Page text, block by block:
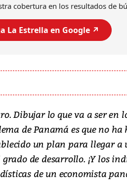
cobertura en los resultados de
La Estrella en Google ↗️
Dibujar lo que va a ser en
de Panamá es que no ha
un plan para llegar
de desarrollo. ¡Y los
de un economista